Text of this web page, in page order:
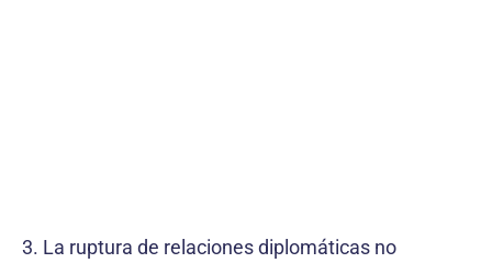
3. La ruptura de relaciones diplomáticas no